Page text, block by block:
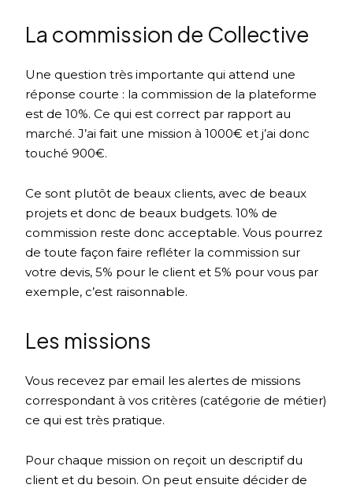
La commission de Collective
Une question très importante qui attend une
réponse courte : la commission de la plateforme
est de 10%. Ce qui est correct par rapport au
marché. J’ai fait une mission à 1000€ et j’ai donc
touché 900€.
Ce sont plutôt de beaux clients, avec de beaux
projets et donc de beaux budgets. 10% de
commission reste donc acceptable. Vous pourrez
de toute façon faire refléter la commission sur
votre devis, 5% pour le client et 5% pour vous par
exemple, c’est raisonnable.
Les missions
Vous recevez par email les alertes de missions
correspondant à vos critères (catégorie de métier)
ce qui est très pratique.
Pour chaque mission on reçoit un descriptif du
client et du besoin. On peut ensuite décider de